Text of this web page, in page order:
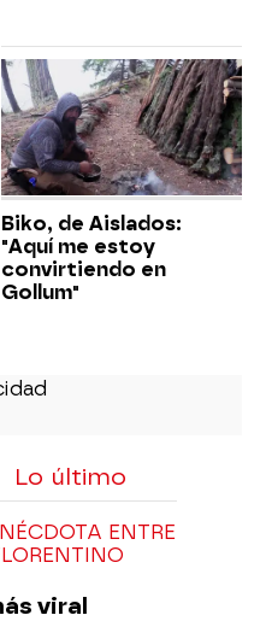
Biko, de Aislados:
"Aquí me estoy
convirtiendo en
Gollum"
Lo último
ENTRE
viral